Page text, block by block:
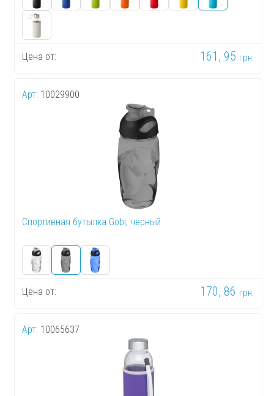
Цена от: 161, 95 грн.
Арт: 10029900
Спортивная бутылка Gobi, черный
Цена от: 170, 86 грн.
Арт: 10065637